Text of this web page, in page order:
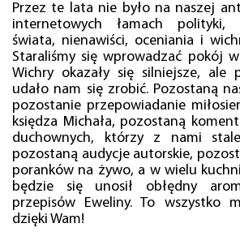
Przez te lata nie było na naszej
internetowych łamach polityki,
świata, nienawiści, oceniania i
Staraliśmy się wprowadzać pokój
Wichry okazały się silniejsze, ale
udało nam się zrobić. Pozostaną
pozostanie przepowiadanie
księdza Michała, pozostaną
duchownych, którzy z nami stale
pozostaną audycje autorskie,
poranków na żywo, a w wielu
będzie się unosił obłędny
przepisów Eweliny. To wszystko
dzięki Wam!